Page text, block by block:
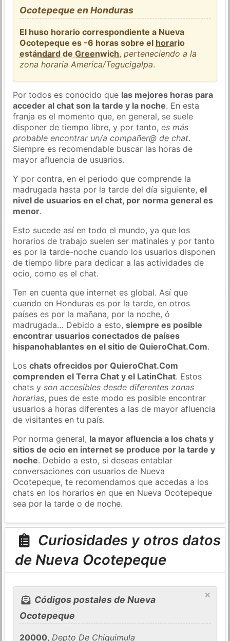
Ocotepeque en Honduras
El huso horario correspondiente a Nueva
Ocotepeque es -6 horas sobre el horario
estándard de Greenwich,perteneciendo a la
zona horaria America/Tegucigalpa.
Por todos es conocido que las mejores horas para
acceder al chat son la tarde y la noche. En esta
franja es el momento que, en general, se suele
disponer de tiempo libre, y por tanto,es más
probable encontrar un/a compañer@ de chat.
Siempre es recomendable buscar las horas de
mayor afluencia de usuarios.
Y por contra, en el periodo que comprende la
madrugada hasta por la tarde del día siguiente,el
nivel de usuarios en el chat, por norma general es
menor.
Esto sucede así en todo el mundo, ya que los
horarios de trabajo suelen ser matinales y por tanto
es por la tarde-noche cuando los usuarios disponen
de tiempo libre para dedicar a las actividades de
ocio, como es el chat.
Ten en cuenta que internet es global. Así que
cuando en Honduras es por la tarde, en otros
países es por la mañana, por la noche, ó
madrugada… Debido a esto,siempre es posible
encontrar usuarios conectados de países
hispanohablantes en el sitio de QuieroChat.Com.
Loschats ofrecidos por QuieroChat.Com
comprenden el Terra Chat y el LatinChat. Estos
chats yson accesibles desde diferentes zonas
horarias, pues de este modo es posible encontrar
usuarios a horas diferentes a las de mayor afluencia
de visitantes en tu país.
Por norma general, la mayor afluencia a los chats y
sitios de ocio en internet se produce por la tarde y
noche. Debido a esto, si deseas entablar
conversaciones con usuarios de Nueva
Ocotepeque, te recomendamos que accedas a los
chats en los horarios en que en Nueva Ocotepeque
sea por la tarde o de noche.
Curiosidades y otros datos
de Nueva Ocotepeque
×
Códigos postales de Nueva
Ocotepeque
20000,Depto De Chiquimula